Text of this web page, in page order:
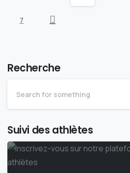
7
Recherche
Suivi des athlètes